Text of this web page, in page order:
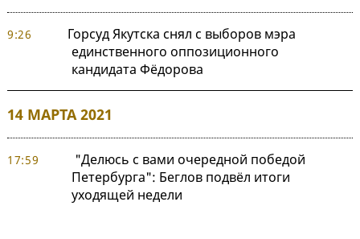
9:26
Горсуд Якутска снял с выборов мэра
единственного оппозиционного
кандидата Фёдорова
14 МАРТА 2021
17:59
"Делюсь с вами очередной победой
Петербурга": Беглов подвёл итоги
уходящей недели